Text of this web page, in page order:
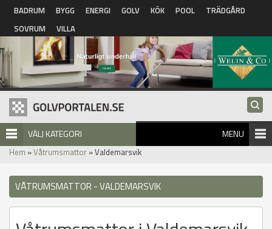
Hoppa till huvudinnehåll
BADRUM BYGG ENERGI GOLV KÖK POOL
TRÄDGÅRD
SOVRUM
VILLA
VÄLJ KATEGORI MENU
Hem »Våtrumsmattor » Valdemarsvik
VÅTRUMSMATTOR - VALDEMARSVIK